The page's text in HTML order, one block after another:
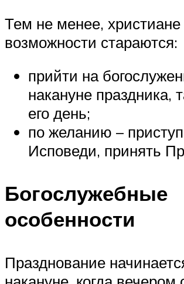
Тем не менее, христиане
возможности стараются:
прийти на
накануне праздника,
его день;
по желанию –
Исповеди, принять
Богослужебные
особенности
Празднование